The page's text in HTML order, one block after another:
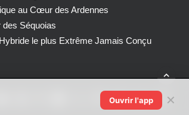
au Cœur des Ardennes
Séquoias
le plus Extrême Jamais Conçu
Ouvrir l'app ✕